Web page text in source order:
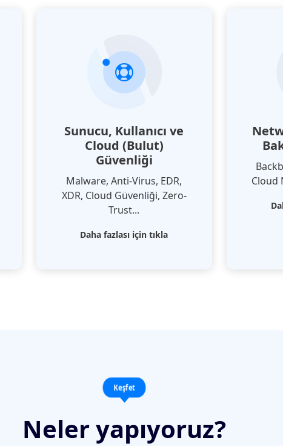
Sunucu, Kullanıcı ve
Cloud (Bulut)
Güvenliği
Malware, Anti-Virus, EDR,
XDR, Cloud Güvenliği, Zero-
Trust...
Daha fazlası için tıkla
Cloud
Keşfet
Neler yapıyoruz?